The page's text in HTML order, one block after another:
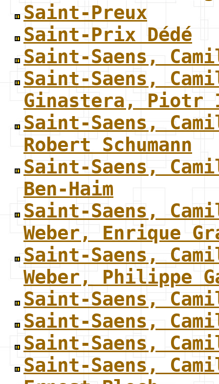
Saint-Preux
Saint-Prix Dédé
Saint-Saens,
Saint-Saens,
Ginastera, Piotr
Saint-Saens,
Robert Schumann
Saint-Saens,
Ben-Haim
Saint-Saens,
Weber, Enrique
Saint-Saens,
Weber, Philippe
Saint-Saens,
Saint-Saens,
Saint-Saens,
Saint-Saens,